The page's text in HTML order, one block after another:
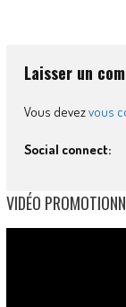
Laisser un
Vous devezvous
Social connect:
VIDÉO